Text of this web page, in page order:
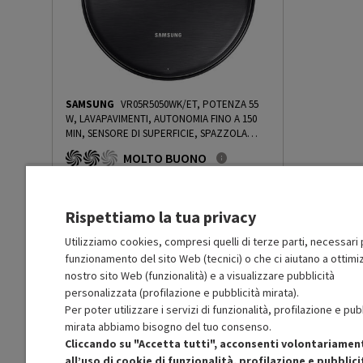
Filtro HEPA
Altre funzioni
Tecnologia AIVI 3D 2.0;
Base di ricarica Sì
Tipo di batteria Li-ion 6400 mAh
Diametro (cm) 32
SAMSUNG VR05R5050WK/ET, POTENZA 55
W, LAVAPAVIMENTI, AUTONOMIA FINO A 150
MIN, SENSORE DI SUPERFICIE, SPAZZOLA
LATERALE, BASE DI CARICA - PRMG GRADING
OOBN - 10%-PRMG GRADING OOBN - 10%
MOLTO BUONO
N: Prodotto funzionante
Prodotto Nuovo 449.00 -10%
Ricondizionato Prezzo ridotto da
404.10a -50%
In Promozione 202.05
Aggiungi al carrello
Rispettiamo la tua privacy
Utilizziamo cookies, compresi quelli di terze parti, necessari
funzionamento del sito Web (tecnici) o che ci aiutano a
nostro sito Web (funzionalità) e a visualizzare pubblicità
personalizzata (profilazione e pubblicità mirata).
Per poter utilizzare i servizi di funzionalità, profilazione e
mirata abbiamo bisogno del tuo consenso.
Cliccando su "Accetta tutti", acconsenti